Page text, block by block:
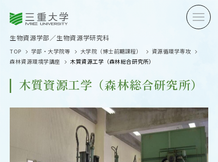
生物資源学部 生物資源学研究科
受験生の方へ 在学生
卒業生の方へ 企業・
TOP 学部・大学院等 大学院（博士前期課程）
資源循環学専攻
森林資源環境学講座
木質資源工学（森林総合研究所）
木質資源工学（森林総合研究所）